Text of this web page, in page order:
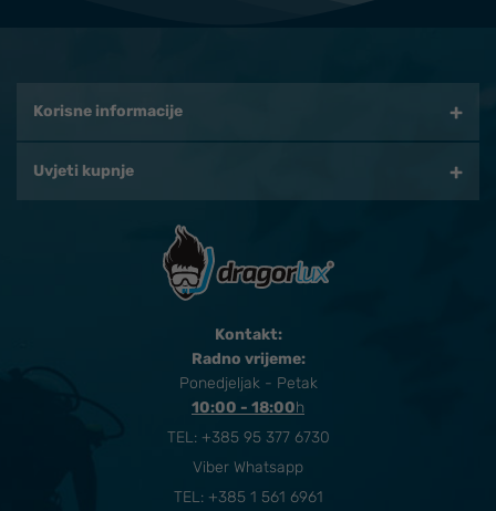
Korisne informacije
Uvjeti kupnje
Kontakt:
Radno vrijeme:
Ponedjeljak - Petak
10:00 - 18:00​h
TEL: +385 95 377 6730
Viber Whatsapp
TEL: +385 1 561 6961